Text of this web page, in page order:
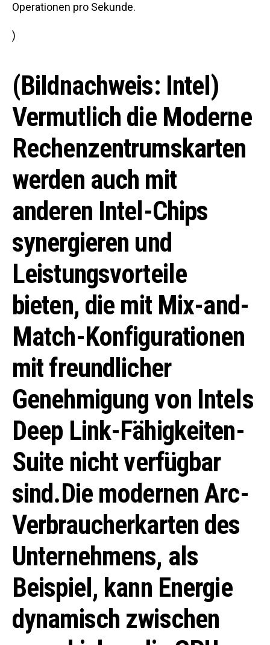
Operationen pro Sekunde.
)
(Bildnachweis: Intel)
Vermutlich die Moderne
Rechenzentrumskarten
werden auch mit
anderen Intel-Chips
synergieren und
Leistungsvorteile
bieten, die mit Mix-and-
Match-Konfigurationen
mit freundlicher
Genehmigung von Intels
Deep Link-Fähigkeiten-
Suite nicht verfügbar
sind.Die modernen Arc-
Verbraucherkarten des
Unternehmens, als
Beispiel, kann Energie
dynamisch zwischen